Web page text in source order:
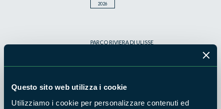
Questo sito web utilizza i cookie
Utilizziamo i cookie per personalizzare contenuti ed
2026
PARCO RIVIERA DI ULISSE
promontorio della Villa di
AGO